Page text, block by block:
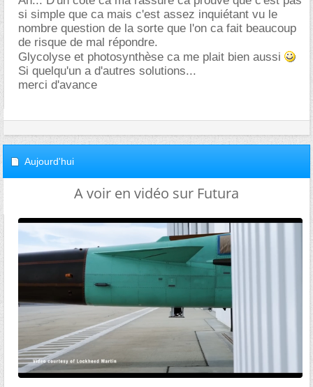
si simple que ca mais c'est assez inquiétant vu le
nombre question de la sorte que l'on ca fait beaucoup
de risque de mal répondre.
Glycolyse et photosynthèse ca me plait bien aussi
Si quelqu'un a d'autres solutions...
merci d'avance
Aujourd'hui
A voir en vidéo sur Futura